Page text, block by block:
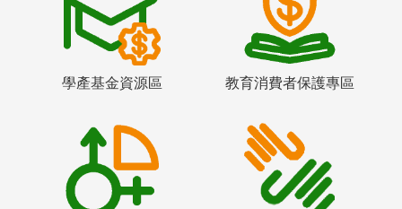
學產基金資源區 教育消費者保護專區